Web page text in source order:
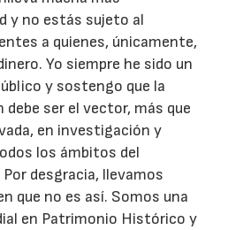
y no estás sujeto al
a quienes, únicamente,
Yo siempre he sido un
y sostengo que la
ser el vector, más que
en investigación y
los ámbitos del
desgracia, llevamos
que no es así. Somos una
en Patrimonio Histórico y